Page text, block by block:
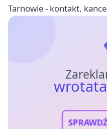
Tarnowie - kontakt,